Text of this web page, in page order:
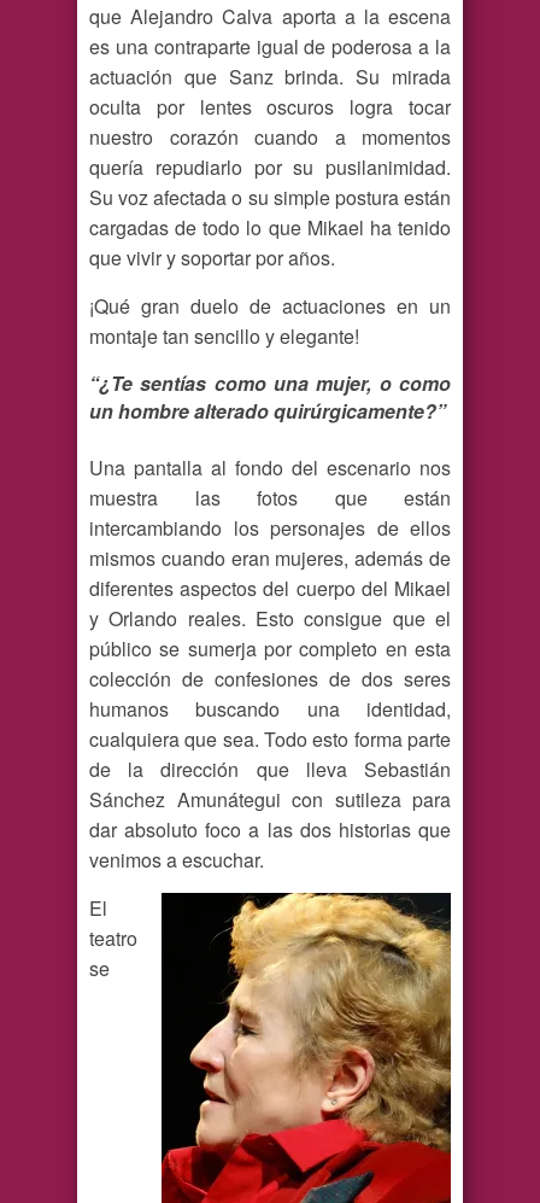
que Alejandro Calva aporta a la escena
es una contraparte igual de poderosa a la
actuación que Sanz brinda. Su mirada
oculta por lentes oscuros logra tocar
nuestro corazón cuando a momentos
quería repudiarlo por su pusilanimidad.
Su voz afectada o su simple postura están
cargadas de todo lo que Mikael ha tenido
que vivir y soportar por años.
¡Qué gran duelo de actuaciones en un
montaje tan sencillo y elegante!
“¿Te sentías como una mujer, o como
un hombre alterado quirúrgicamente?”
Una pantalla al fondo del escenario nos
muestra las fotos que están
intercambiando los personajes de ellos
mismos cuando eran mujeres, además de
diferentes aspectos del cuerpo del Mikael
y Orlando reales. Esto consigue que el
público se sumerja por completo en esta
colección de confesiones de dos seres
humanos buscando una identidad,
cualquiera que sea. Todo esto forma parte
de la dirección que lleva Sebastián
Sánchez Amunátegui con sutileza para
dar absoluto foco a las dos historias que
venimos a escuchar.
El
teatro
se